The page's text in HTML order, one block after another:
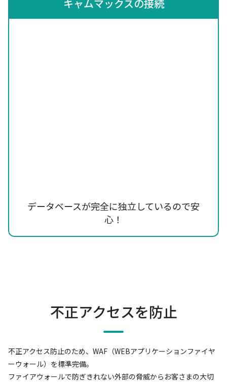
キャムマックスの接続
データベースが完全に独立しているので安
心！
不正アクセスを防止
不正アクセス防止のため、WAF（WEBアプリケーションファイヤ
ーウォール）を標準完備。
ファイアウォールで防ぎきれない外部の脅威からお客さまの大切